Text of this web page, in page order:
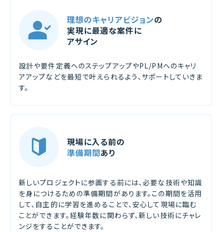
理想のキャリアビジョンの
実現に最適な案件に
アサイン
設計や要件定義へのステップアップやPL/PMへのキャリ
アアップなどを最短で叶えられるよう、サポートしていきま
す。
現場に入る前の
準備期間あり
新しいプロジェクトに参画する前には、必要な技術や知識
を身につけるための準備期間があります。この期間を活用
して、自主的に学習を進めることで、安心して現場に臨む
ことができます。経験年数に関わらず、新しい技術にチャレ
ンジをすることができます。